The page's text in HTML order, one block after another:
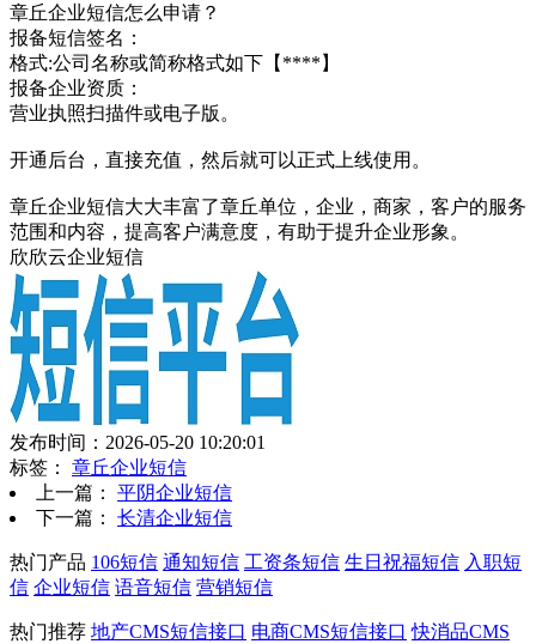
章丘企业短信怎么申请？
报备短信签名：
格式:公司名称或简称格式如下【****】
报备企业资质：
营业执照扫描件或电子版。
开通后台，直接充值，然后就可以正式上线使用。
章丘企业短信大大丰富了章丘单位，企业，商家，客户的服务
范围和内容，提高客户满意度，有助于提升企业形象。
欣欣云企业短信
发布时间：2026-05-20 10:20:01
标签： 章丘企业短信
上一篇： 平阴企业短信
下一篇： 长清企业短信
热门产品 106短信 通知短信 工资条短信 生日祝福短信 入职短
信 企业短信 语音短信 营销短信
热门推荐 地产CMS短信接口 电商CMS短信接口 快消品CMS